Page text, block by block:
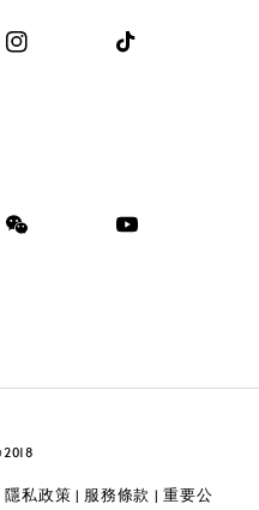
隱私政策 | 服務條款 |重要公